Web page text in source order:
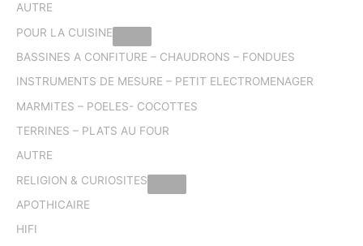
AUTRE
POUR LA CUISINE
BASSINES A CONFITURE – CHAUDRONS – FONDUES
INSTRUMENTS DE MESURE – PETIT ELECTROMENAGER
MARMITES – POELES- COCOTTES
TERRINES – PLATS AU FOUR
AUTRE
RELIGION & CURIOSITES
APOTHICAIRE
HIFI